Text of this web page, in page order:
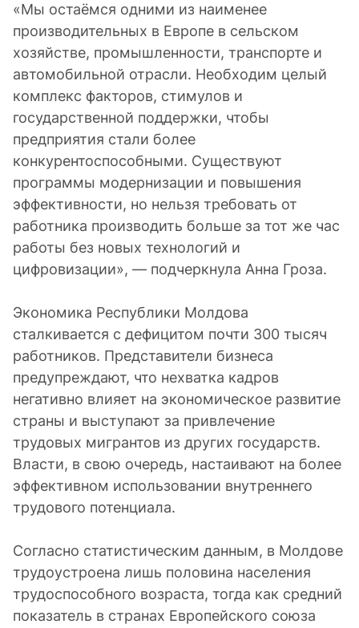
«Мы остаёмся одними из наименее
производительных в Европе в сельском
хозяйстве, промышленности, транспорте и
автомобильной отрасли. Необходим целый
комплекс факторов, стимулов и
государственной поддержки, чтобы
предприятия стали более
конкурентоспособными. Существуют
программы модернизации и повышения
эффективности, но нельзя требовать от
работника производить больше за тот же час
работы без новых технологий и
цифровизации», — подчеркнула Анна Гроза.
Экономика Республики Молдова
сталкивается с дефицитом почти 300 тысяч
работников. Представители бизнеса
предупреждают, что нехватка кадров
негативно влияет на экономическое развитие
страны и выступают за привлечение
трудовых мигрантов из других государств.
Власти, в свою очередь, настаивают на более
эффективном использовании внутреннего
трудового потенциала.
Согласно статистическим данным, в Молдове
трудоустроена лишь половина населения
трудоспособного возраста, тогда как средний
показатель в странах Европейского союза